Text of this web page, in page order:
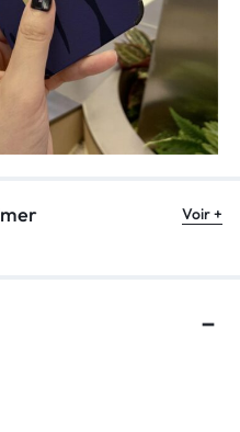
Voir +